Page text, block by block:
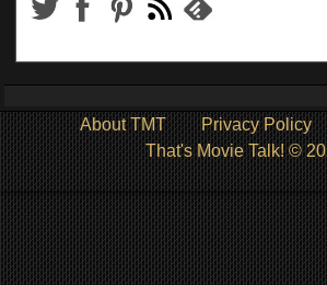
About TMT Privacy Policy
That's Movie Talk! ©